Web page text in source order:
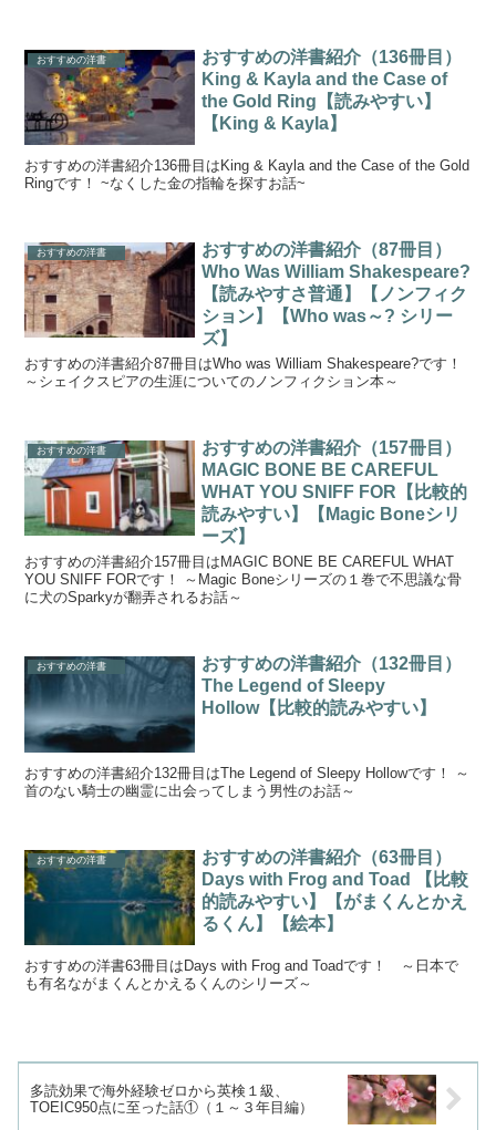
おすすめの洋書
おすすめの洋書紹介（136冊目）
King & Kayla and the Case of
the Gold Ring【読みやすい】
【King & Kayla】
おすすめの洋書紹介136冊目はKing & Kayla and the Case of the Gold
Ringです！ ~なくした金の指輪を探すお話~
おすすめの洋書
おすすめの洋書紹介（87冊目）
Who Was William Shakespeare?
【読みやすさ普通】【ノンフィク
ション】【Who was～? シリー
ズ】
おすすめの洋書紹介87冊目はWho was William Shakespeare?です！
～シェイクスピアの生涯についてのノンフィクション本～
おすすめの洋書
おすすめの洋書紹介（157冊目）
MAGIC BONE BE CAREFUL
WHAT YOU SNIFF FOR【比較的
読みやすい】【Magic Boneシリ
ーズ】
おすすめの洋書紹介157冊目はMAGIC BONE BE CAREFUL WHAT
YOU SNIFF FORです！ ～Magic Boneシリーズの１巻で不思議な骨
に犬のSparkyが翻弄されるお話～
おすすめの洋書
おすすめの洋書紹介（132冊目）
The Legend of Sleepy
Hollow【比較的読みやすい】
おすすめの洋書紹介132冊目はThe Legend of Sleepy Hollowです！ ～
首のない騎士の幽霊に出会ってしまう男性のお話～
おすすめの洋書
おすすめの洋書紹介（63冊目）
Days with Frog and Toad 【比較
的読みやすい】【がまくんとかえ
るくん】【絵本】
おすすめの洋書63冊目はDays with Frog and Toadです！ ～日本で
も有名ながまくんとかえるくんのシリーズ～
多読効果で海外経験ゼロから英検１級、
TOEIC950点に至った話①（１～３年目編）